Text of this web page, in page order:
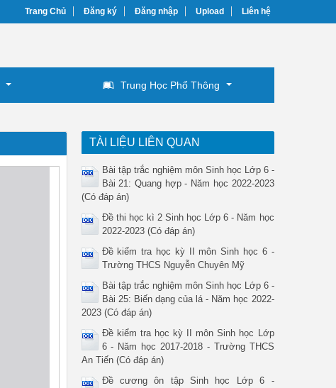
Trang Chủ Đăng ký Đăng nhập Upload Liên hệ
Trung Học Phổ Thông
TÀI LIỆU LIÊN QUAN
Bài tập trắc nghiệm môn Sinh học Lớp 6 -
Bài 21: Quang hợp - Năm học 2022-2023
(Có đáp án)
Đề thi học kì 2 Sinh học Lớp 6 - Năm học
2022-2023 (Có đáp án)
Đề kiểm tra học kỳ II môn Sinh học 6 -
Trường THCS Nguyễn Chuyên Mỹ
Bài tập trắc nghiệm môn Sinh học Lớp 6 -
Bài 25: Biến dạng của lá - Năm học 2022-
2023 (Có đáp án)
Đề kiểm tra học kỳ II môn Sinh học Lớp
6 - Năm học 2017-2018 - Trường THCS
An Tiến (Có đáp án)
Đề cương ôn tập Sinh học Lớp 6 -